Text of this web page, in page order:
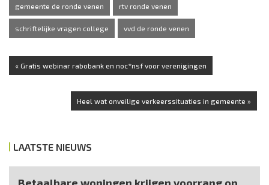
gemeente de ronde venen rtv ronde venen
schriftelijke vragen college vvd de ronde venen
« Gratis webinar rabobank en noc*nsf voor verenigingen
Heel wat onveilige verkeerssituaties in gemeente »
LAATSTE NIEUWS